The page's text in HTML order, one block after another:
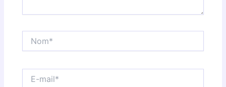
mail*